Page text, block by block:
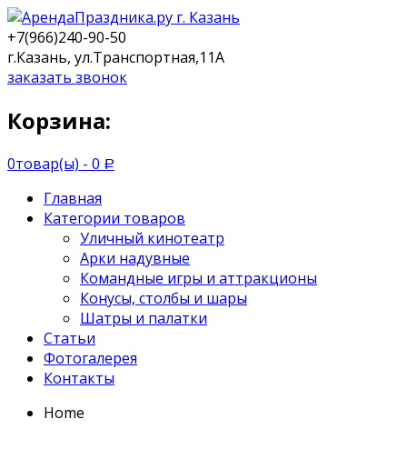
+7(966)240-90-50
г.Казань, ул.Транспортная,11А
заказать звонок
Корзина:
0товар(ы) - 0 Р
Главная
Категории товаров
Уличный кинотеатр
Арки надувные
Командные игры и аттракционы
Конусы, столбы и шары
Шатры и палатки
Статьи
Фотогалерея
Контакты
Home